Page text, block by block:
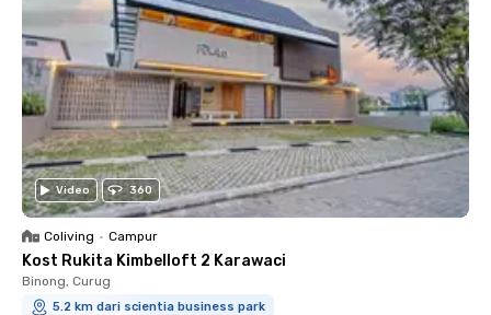
Video 360
Coliving • Campur
Kost Rukita Kimbelloft 2 Karawaci
Binong, Curug
5.2 km dari scientia business park